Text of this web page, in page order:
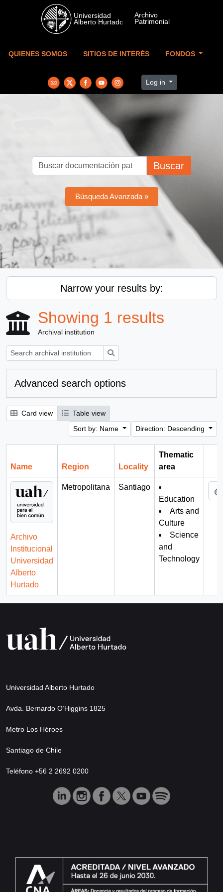
Skip to main content
QUIENES SOMOS SITIOS DE INTERÉS FONDOS
Log in
Buscar
Búsqueda Avanzada »
Narrow your results by:
Showing 1 results
Archival institution
Advanced search options
Card view
Table view
Sort by: Name
Direction: Descending
Name Region Locality
Thematic
area
Archivo
Institucional
Universidad
Alberto
Hurtado
Metropolitana
Santiago
Education
Arts and
Culture
Science
and
Technology
Universidad Alberto Hurtado
Avda. Bernardo O’Higgins 1825
Metro Los Héroes
Santiago de Chile
Teléfono +56 2 2692 0200